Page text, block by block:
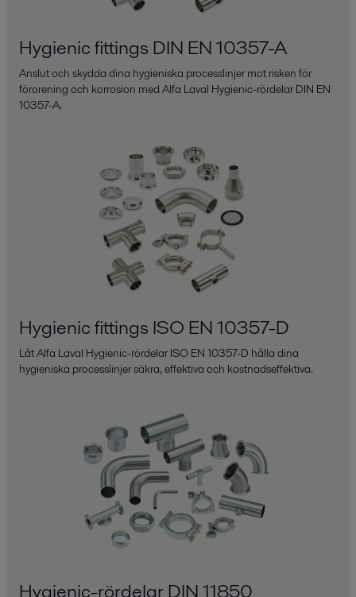
Hygienic fittings DIN EN 10357-A
Anslut och skydda dina hygieniska processlinjer mot risken för
förorening och korrosion med Alfa Laval Hygienic-rördelar DIN EN
10357-A.
Hygienic fittings ISO EN 10357-D
Låt Alfa Laval Hygienic-rördelar ISO EN 10357-D hålla dina
hygieniska processlinjer säkra, effektiva och kostnadseffektiva.
Hygienic-rördelar DIN 11850